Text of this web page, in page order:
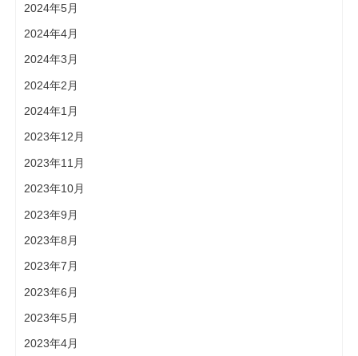
2024年5月
2024年4月
2024年3月
2024年2月
2024年1月
2023年12月
2023年11月
2023年10月
2023年9月
2023年8月
2023年7月
2023年6月
2023年5月
2023年4月